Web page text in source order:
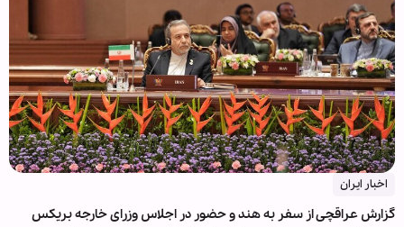
اخبار ایران
گزارش عراقچی از سفر به هند و حضور در اجلاس وزرای خارجه بریکس